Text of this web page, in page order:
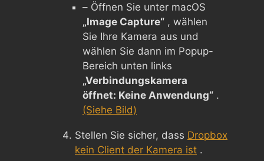
– Öffnen Sie unter macOS
„Image Capture“ , wählen
Sie Ihre Kamera aus und
wählen Sie dann im Popup-
Bereich unten links
„Verbindungskamera
öffnet: Keine Anwendung“ .
(Siehe Bild)
Stellen Sie sicher, dass Dropbox
kein Client der Kamera ist .